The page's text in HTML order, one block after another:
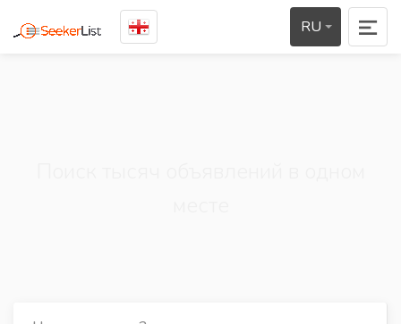
RU